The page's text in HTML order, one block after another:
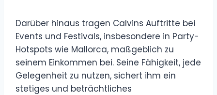
Darüber hinaus tragen Calvins Auftritte bei
Events und Festivals, insbesondere in Party-
Hotspots wie Mallorca, maßgeblich zu
seinem Einkommen bei. Seine Fähigkeit, jede
Gelegenheit zu nutzen, sichert ihm ein
stetiges und beträchtliches